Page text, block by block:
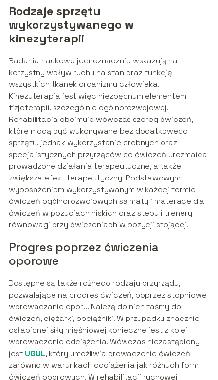
Rodzaje sprzętu
wykorzystywanego w
kinezyterapii
Badania naukowe jednoznacznie wskazują na
korzystny wpływ ruchu na stan oraz funkcję
wszystkich tkanek organizmu człowieka.
Kinezyterapia jest więc niezbędnym elementem
fizjoterapii, szczególnie ogólnorozwojowej.
Rehabilitacja obejmuje wówczas szereg ćwiczeń,
które mogą być wykonywane bez dodatkowego
sprzętu, jednak wykorzystanie drobnych oraz
specjalistycznych przyrządów do ćwiczeń urozmaica
prowadzone działania terapeutyczne, a także
zwiększa efekt terapeutyczny. Podstawowym
wyposażeniem wykorzystywanym w każdej formie
ćwiczeń ogólnorozwojowych są maty i materace dla
ćwiczeń w pozycjach niskich oraz stepy i trenery
równowagi przy ćwiczeniach w pozycji stojącej.
Progres poprzez ćwiczenia
oporowe
Dostępne są także rożnego rodzaju przyrządy,
pozwalające na progres ćwiczeń, poprzez stopniowe
wprowadzanie oporu. Należą do nich taśmy do
ćwiczeń, ciężarki, obciążniki. W przypadku znacznie
osłabionej siły mięśniowej konieczne jest z kolei
wprowadzenie odciążenia. Wówczas niezastąpiony
jest UGUL, który umożliwia prowadzenie ćwiczeń
zarówno w warunkach odciążenia jak różnych form
ćwiczeń oporowych. W rehabilitacji ruchowej